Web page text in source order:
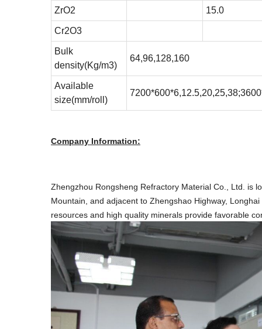
ZrO2 15.0
Cr2O3
Bulk
density(Kg/m3)
64,96,128,160
Available
size(mm/roll)
Company Information:
Zhengzhou Rongsheng Refractory Material Co., Ltd. is
Mountain, and adjacent to Zhengshao Highway,
resources and high quality minerals provide favorable